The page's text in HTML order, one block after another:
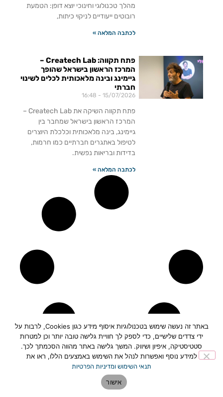
מהלך טכנולוגי וחינוכי יוצא דופן: הטמעת
רובוטים ייעודיים לניקוי כיתות,
לכתבה המלאה »
פתח תקווה: Createch Lab –
המרכז הראשון בישראל שהופך
גיימינג ובינה מלאכותית לכלים לשינוי
חברתי
15/07/2026
פתח תקווה השיקה את Createch Lab –
המרכז הראשון בישראל שמחבר בין
גיימינג, בינה מלאכותית וכלכלת היוצרים
לטיפול באתגרים חברתיים כמו חרמות,
בדידות ובריאות נפשית.
לכתבה המלאה »
באתר זה נעשה שימוש בטכנולוגיות איסוף מידע כגון Cookies, לרבות על
ידי צדדים שלישיים, כדי לספק לך חוויית גלישה טובה יותר וכן למטרות
סטטיסטיקה, איפיון ושיווק. המשך גלישה באתר מהווה הסכמתך לכך.
למידע נוסף ואפשרות לנהל את השימוש באמצעים הללו, ראו את
תנאי השימוש ומדיניות הפרטיות
אישור